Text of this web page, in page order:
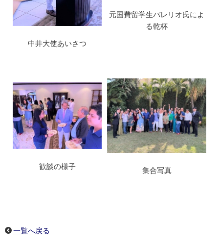
中井大使あいさつ
元国費留学生バレリオ氏によ
る乾杯
歓談の様子
集合写真
一覧へ戻る